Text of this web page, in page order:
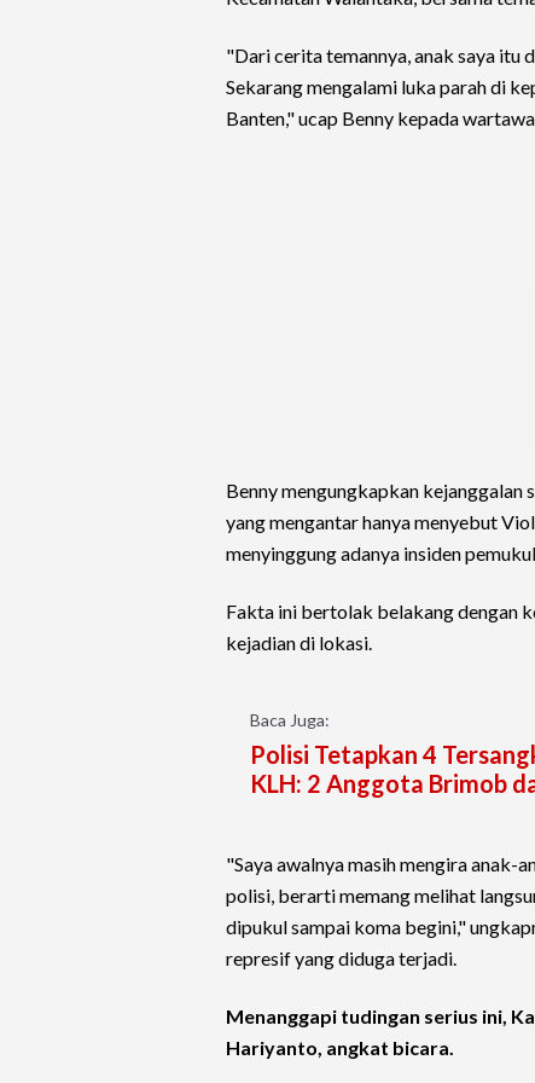
"Dari cerita temannya, anak saya itu
Sekarang mengalami luka parah di
Banten," ucap Benny kepada
Benny mengungkapkan kejanggalan
yang mengantar hanya menyebut
menyinggung adanya insiden
Fakta ini bertolak belakang dengan
kejadian di lokasi.
Baca Juga:
Polisi Tetapkan 4
KLH: 2 Anggota Brimob
"Saya awalnya masih mengira anak-
polisi, berarti memang melihat
dipukul sampai koma begini,"
represif yang diduga terjadi.
Menanggapi tudingan serius ini,
Hariyanto, angkat bicara.